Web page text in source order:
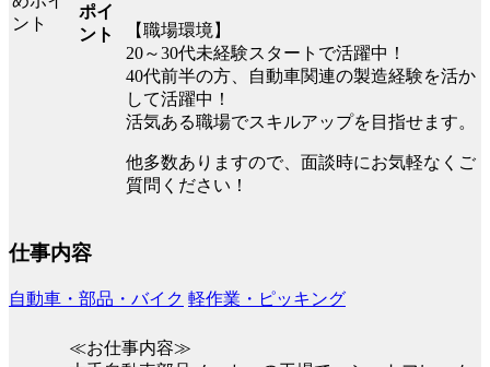
ポイ
ント
【職場環境】
20～30代未経験スタートで活躍中！
40代前半の方、自動車関連の製造経験を活か
して活躍中！
活気ある職場でスキルアップを目指せます。
他多数ありますので、面談時にお気軽なくご
質問ください！
仕事内容
自動車・部品・バイク 軽作業・ピッキング
≪お仕事内容≫